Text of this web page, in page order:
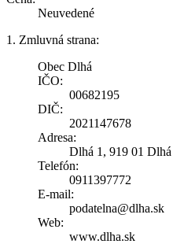
Neuvedené
1. Zmluvná strana:
Obec Dlhá
IČO:
00682195
DIČ:
2021147678
Adresa:
Dlhá 1, 919 01 Dlhá
Telefón:
0911397772
E-mail:
podatelna@dlha.sk
Web:
www.dlha.sk